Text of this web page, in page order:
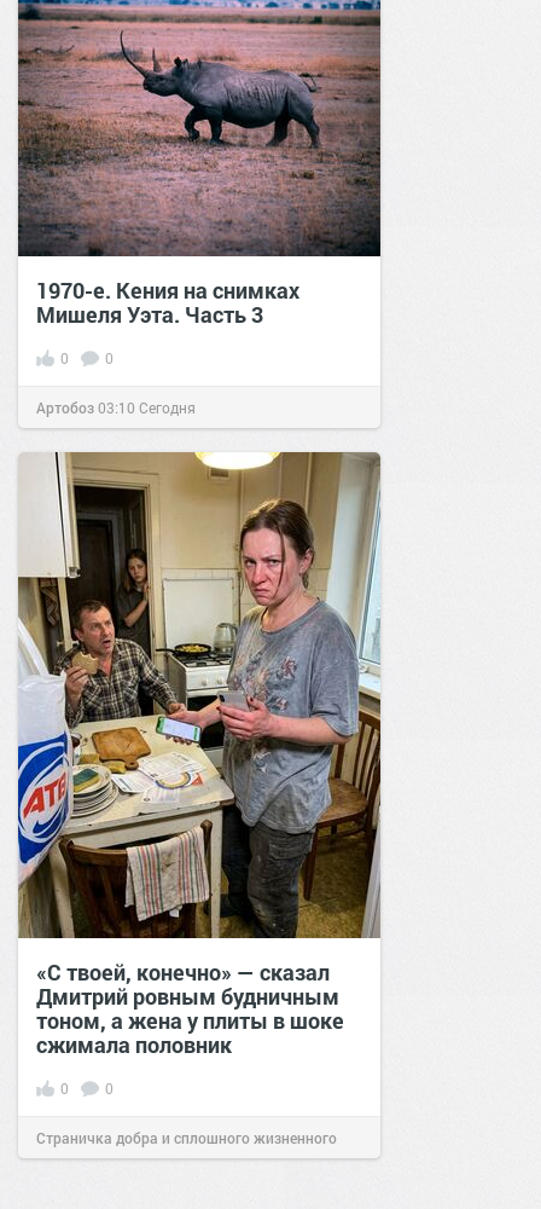
1970-е. Кения на снимках
Мишеля Уэта. Часть 3
0 0
Артобоз03:10 Сегодня
«С твоей, конечно» — сказал
Дмитрий ровным будничным
тоном, а жена у плиты в шоке
сжимала половник
0 0
Страничка добра и сплошного жизненного